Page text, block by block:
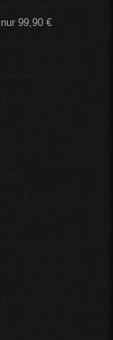
99,90 €